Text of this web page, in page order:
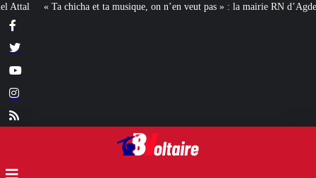
on n’en veut pas » : la mairie RN d’Agde face à la meute « antiraciste »